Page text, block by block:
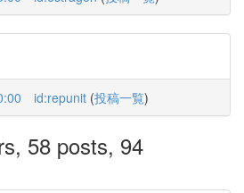
id:repunit (投稿一覧)
58 posts, 94